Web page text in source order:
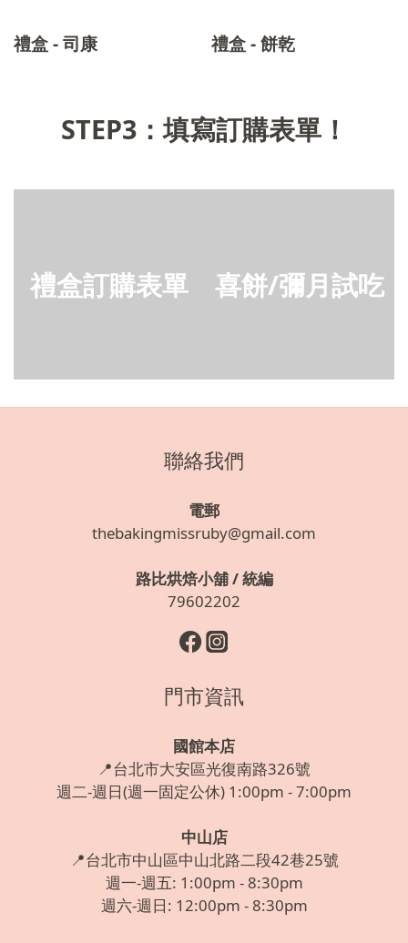
禮盒 - 司康 禮盒 - 餅乾
STEP3：填寫訂購表單！
禮盒訂購表單 喜餅/彌月試吃
聯絡我們
電郵
thebakingmissruby@gmail.com
路比烘焙小舖 / 統編
79602202
門市資訊
國館本店
📍台北市大安區光復南路326號
週二-週日(週一固定公休) 1:00pm - 7:00pm
中山店
📍台北市中山區中山北路二段42巷25號
週一-週五: 1:00pm - 8:30pm
週六-週日: 12:00pm - 8:30pm